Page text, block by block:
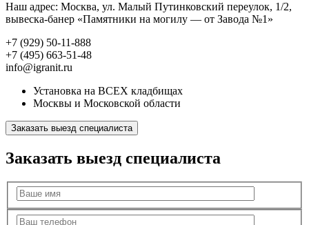
Наш адрес: Москва, ул. Малый Путинковский переулок, 1/2,
вывеска-банер «Памятники на могилу — от Завода №1»
+7 (929) 50-11-888
+7 (495) 663-51-48
info@igranit.ru
Установка на ВСЕХ кладбищах
Москвы и Московской области
Заказать выезд специалиста
Заказать выезд специалиста